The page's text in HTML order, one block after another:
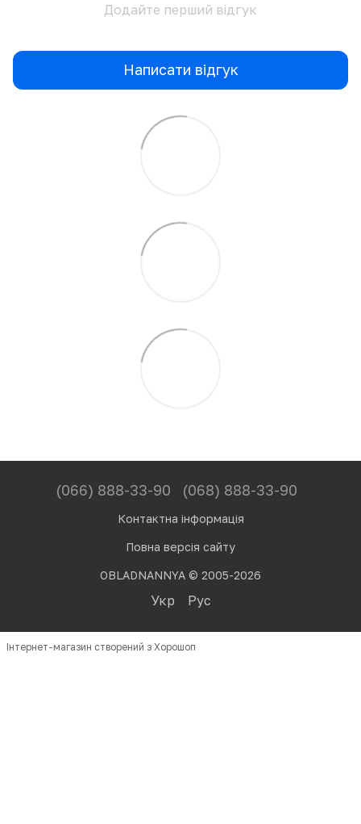
Додайте перший відгук
Написати відгук
(066) 888-33-90 (068) 888-33-90
Контактна інформація
Повна версія сайту
OBLADNANNYA © 2005-2026
Укр Рус
Інтернет-магазин створений з Хорошоп